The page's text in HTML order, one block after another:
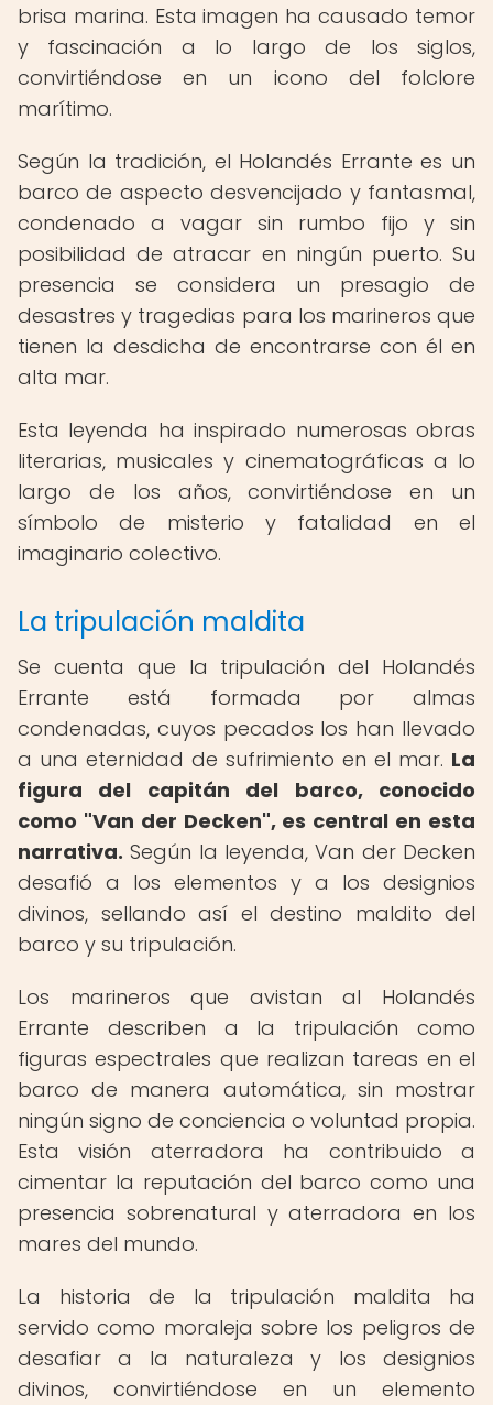
brisa marina. Esta imagen ha causado temor
y fascinación a lo largo de los siglos,
convirtiéndose en un icono del folclore
marítimo.
Según la tradición, el Holandés Errante es un
barco de aspecto desvencijado y fantasmal,
condenado a vagar sin rumbo fijo y sin
posibilidad de atracar en ningún puerto. Su
presencia se considera un presagio de
desastres y tragedias para los marineros que
tienen la desdicha de encontrarse con él en
alta mar.
Esta leyenda ha inspirado numerosas obras
literarias, musicales y cinematográficas a lo
largo de los años, convirtiéndose en un
símbolo de misterio y fatalidad en el
imaginario colectivo.
La tripulación maldita
Se cuenta que la tripulación del Holandés
Errante está formada por almas
condenadas, cuyos pecados los han llevado
a una eternidad de sufrimiento en el mar. La
figura del capitán del barco, conocido
como "Van der Decken", es central en esta
narrativa. Según la leyenda, Van der Decken
desafió a los elementos y a los designios
divinos, sellando así el destino maldito del
barco y su tripulación.
Los marineros que avistan al Holandés
Errante describen a la tripulación como
figuras espectrales que realizan tareas en el
barco de manera automática, sin mostrar
ningún signo de conciencia o voluntad propia.
Esta visión aterradora ha contribuido a
cimentar la reputación del barco como una
presencia sobrenatural y aterradora en los
mares del mundo.
La historia de la tripulación maldita ha
servido como moraleja sobre los peligros de
desafiar a la naturaleza y los designios
divinos, convirtiéndose en un elemento